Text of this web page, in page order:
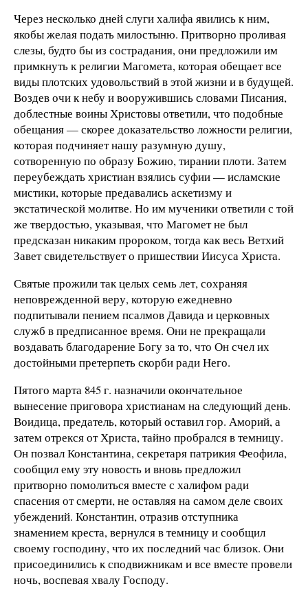
Через несколько дней слуги халифа явились к ним,
якобы желая подать милостыню. Притворно проливая
слезы, будто бы из сострадания, они предложили им
примкнуть к религии Магомета, которая обещает все
виды плотских удовольствий в этой жизни и в будущей.
Воздев очи к небу и вооружившись словами Писания,
доблестные воины Христовы ответили, что подобные
обещания — скорее доказательство ложности ре­лигии,
которая подчиняет нашу разумную душу,
сотворенную по образу Божию, тирании плоти. Затем
переубеждать хри­стиан взялись суфии — исламские
мистики, которые преда­вались аскетизму и
экстатической молитве. Но им мученики ответили с той
же твердостью, указывая, что Магомет не был
предсказан никаким пророком, тогда как весь Ветхий
Завет свидетельствует о пришествии Иисуса Христа.
Святые прожили так целых семь лет, сохраняя
неповреж­денной веру, которую ежедневно
подпитывали пением псал­мов Давида и церковных
служб в предписанное время. Они не прекращали
воздавать благодарение Богу за то, что Он счел их
достойными претерпеть скорби ради Него.
Пятого марта 845 г. назначили окончательное
вынесение приговора христианам на следующий день.
Воидица, преда­тель, который оставил гор. Аморий, а
затем отрекся от Хри­ста, тайно пробрался в темницу.
Он позвал Константина, сек­ретаря патрикия Феофила,
сообщил ему эту новость и вновь предложил
притворно помолиться вместе с халифом ради
спасения от смерти, не оставляя на самом деле своих
убеж­дений. Константин, отразив отступника
знамением креста, вернулся в темницу и сообщил
своему господину, что их последний час близок. Они
присоединились к сподвижникам и все вместе провели
ночь, воспевая хвалу Господу.